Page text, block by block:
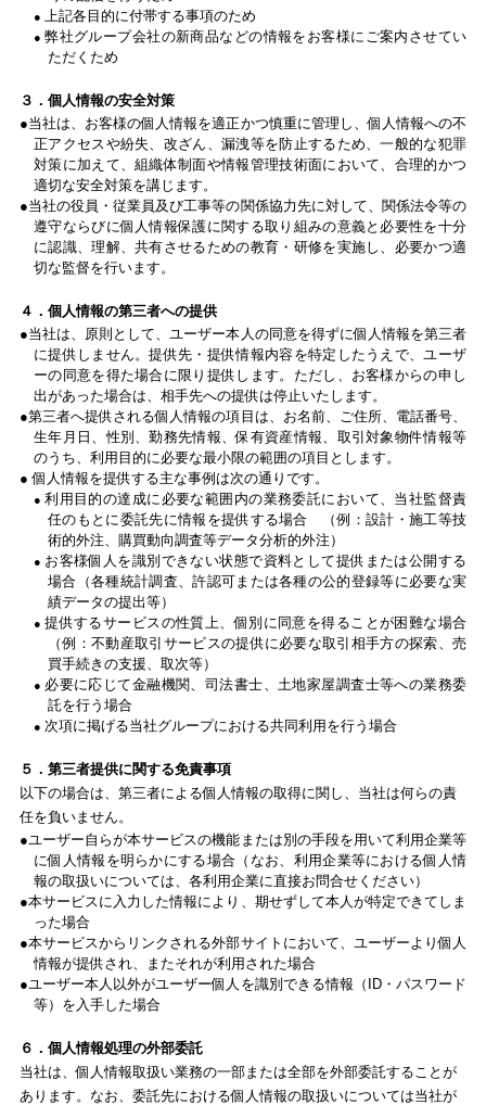
上記各目的に付帯する事項のため
弊社グループ会社の新商品などの情報をお客様にご案内させてい
ただくため
３．個人情報の安全対策
当社は、お客様の個人情報を適正かつ慎重に管理し、個人情報への不
正アクセスや紛失、改ざん、漏洩等を防止するため、一般的な犯罪
対策に加えて、組織体制面や情報管理技術面において、合理的かつ
適切な安全対策を講じます。
当社の役員・従業員及び工事等の関係協力先に対して、関係法令等の
遵守ならびに個人情報保護に関する取り組みの意義と必要性を十分
に認識、理解、共有させるための教育・研修を実施し、必要かつ適
切な監督を行います。
４．個人情報の第三者への提供
当社は、原則として、ユーザー本人の同意を得ずに個人情報を第三者
に提供しません。提供先・提供情報内容を特定したうえで、ユーザ
ーの同意を得た場合に限り提供します。ただし、お客様からの申し
出があった場合は、相手先への提供は停止いたします。
第三者へ提供される個人情報の項目は、お名前、ご住所、電話番号、
生年月日、性別、勤務先情報、保有資産情報、取引対象物件情報等
のうち、利用目的に必要な最小限の範囲の項目とします。
個人情報を提供する主な事例は次の通りです。
利用目的の達成に必要な範囲内の業務委託において、当社監督責
任のもとに委託先に情報を提供する場合 （例：設計・施工等技
術的外注、購買動向調査等データ分析的外注）
お客様個人を識別できない状態で資料として提供または公開する
場合（各種統計調査、許認可または各種の公的登録等に必要な実
績データの提出等）
提供するサービスの性質上、個別に同意を得ることが困難な場合
（例：不動産取引サービスの提供に必要な取引相手方の探索、売
買手続きの支援、取次等）
必要に応じて金融機関、司法書士、土地家屋調査士等への業務委
託を行う場合
次項に掲げる当社グループにおける共同利用を行う場合
５．第三者提供に関する免責事項
以下の場合は、第三者による個人情報の取得に関し、当社は何らの責
任を負いません。
ユーザー自らが本サービスの機能または別の手段を用いて利用企業等
に個人情報を明らかにする場合（なお、利用企業等における個人情
報の取扱いについては、各利用企業に直接お問合せください）
本サービスに入力した情報により、期せずして本人が特定できてしま
った場合
本サービスからリンクされる外部サイトにおいて、ユーザーより個人
情報が提供され、またそれが利用された場合
ユーザー本人以外がユーザー個人を識別できる情報（ID・パスワード
等）を入手した場合
６．個人情報処理の外部委託
当社は、個人情報取扱い業務の一部または全部を外部委託することが
あります。なお、委託先における個人情報の取扱いについては当社が